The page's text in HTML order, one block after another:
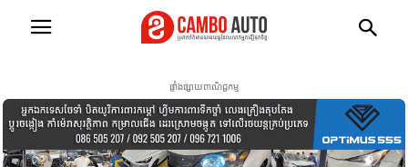
ផ្ទាំងផ្សាយពាណិជ្ជកម្ម